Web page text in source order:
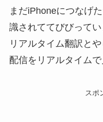
まだiPhoneにつなげ
識されててびびって
リアルタイム翻訳と
配信をリアルタイムで
スポ